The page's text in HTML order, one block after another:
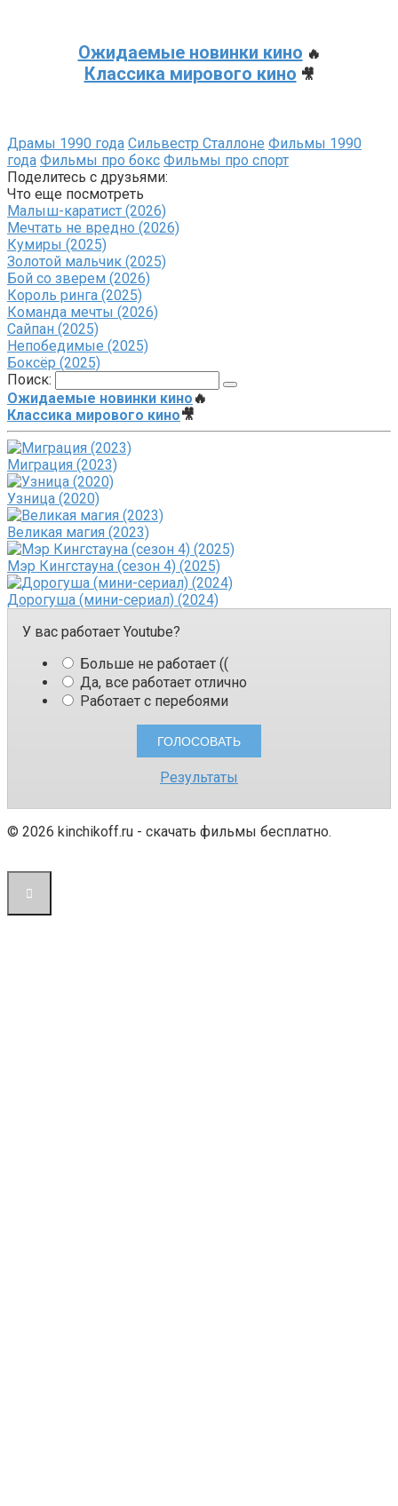
Ожидаемые новинки кино 🔥
Классика мирового кино 🎥
Драмы 1990 года Сильвестр Сталлоне Фильмы 1990
года Фильмы про бокс Фильмы про спорт
Поделитесь с друзьями:
Что еще посмотреть
Малыш-каратист (2026)
Мечтать не вредно (2026)
Кумиры (2025)
Золотой мальчик (2025)
Бой со зверем (2026)
Король ринга (2025)
Команда мечты (2026)
Сайпан (2025)
Непобедимые (2025)
Боксёр (2025)
Поиск:
Ожидаемые новинки кино 🔥
Классика мирового кино🎥
Миграция (2023)
Узница (2020)
Великая магия (2023)
Мэр Кингстауна (сезон 4) (2025)
Дорогуша (мини-сериал) (2024)
У вас работает Youtube?
Больше не работает ((
Да, все работает отлично
Работает с перебоями
Результаты
© 2026 kinchikoff.ru - скачать фильмы бесплатно.